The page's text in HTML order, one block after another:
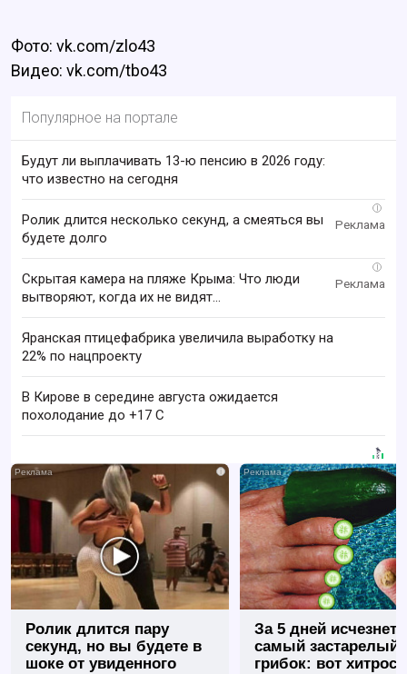
Фото: vk.com/zlo43
Видео: vk.com/tbo43
Популярное на портале
Будут ли выплачивать 13-ю пенсию в 2026 году:
что известно на сегодня
i
Ролик длится несколько секунд, а смеяться вы
будете долго
i
Скрытая камера на пляже Крыма: Что люди
вытворяют, когда их не видят...
Яранская птицефабрика увеличила выработку на
22% по нацпроекту
В Кирове в середине августа ожидается
похолодание до +17 C
i
Ролик длится пару
секунд, но вы будете в
шоке от увиденного
За 5 дней исчезнет
самый застарелый
грибок: вот